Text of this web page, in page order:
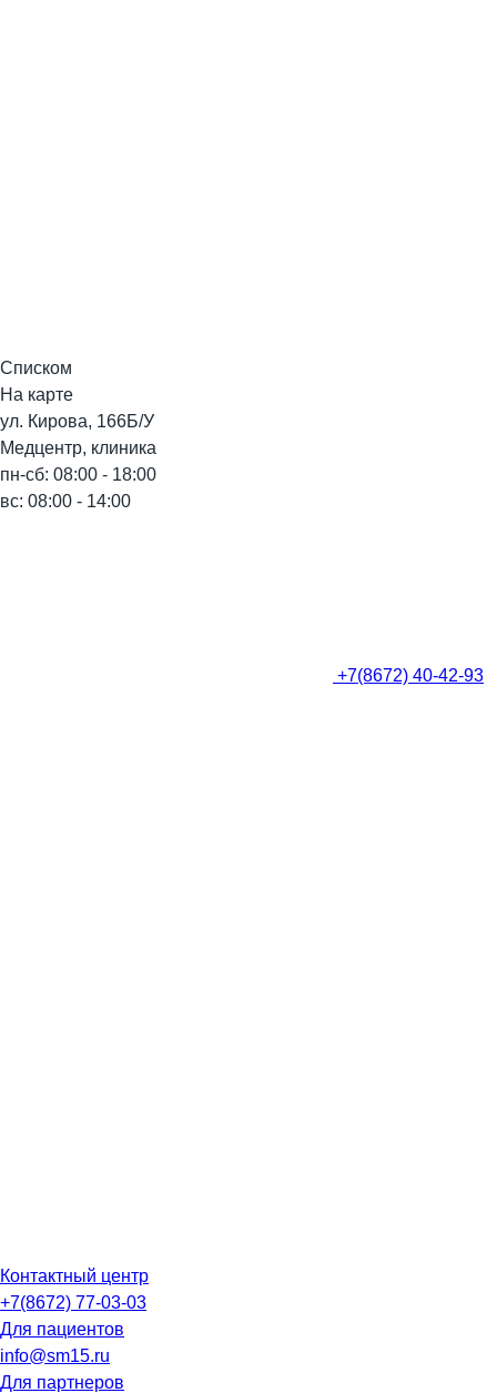
Списком
На карте
ул. Кирова, 166Б/У
Медцентр, клиника
пн-сб: 08:00 - 18:00
вс: 08:00 - 14:00
+7(8672) 40-42-93
Контактный центр
+7(8672) 77-03-03
Для пациентов
info@sm15.ru
Для партнеров